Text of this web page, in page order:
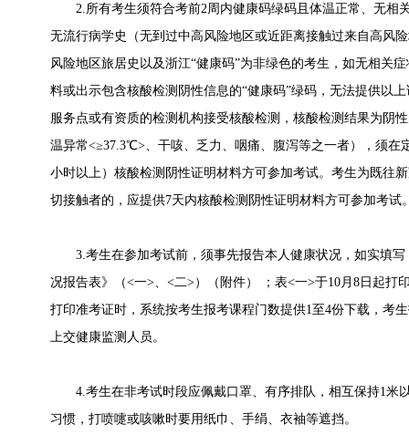
2.所有考生须符合考前2周内健康码绿码且体温正常、无相
无流行病学史（无到过中高风险地区或近距离接触过来自高风
风险地区旅居史以及浙江“健康码”为非绿色的考生，如无相关
料或出示包含核酸检测阴性信息的“健康码”绿码，无法提供以
服务点或有资质的检测机构接受核酸检测，核酸检测结果为阴
温异常<≥37.3℃>、干咳、乏力、咽痛、腹泻等之一者），须在
小时以上）核酸检测阴性证明材料方可参加考试。考生为既往
切接触者的，应提供7天内核酸检测阴性证明材料方可参加考试
3.考生在参加考试前，须事先报告本人健康状况，如实填写
况报告表》（<一>、<二>）（附件） ；表<一>于10月8日起打
打印准考证时，系统按考生报考课程门数提供1至4份下载，考
上交健康监测人员。
4.考生在非考试时段应佩戴口罩、有序排队，相互保持1米
习惯，打喷嚏或咳嗽时要用纸巾、手绢、衣袖等遮挡。